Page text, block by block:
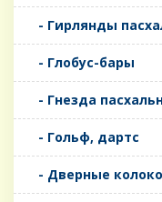
- Гирлянды
- Глобус-бары
- Гнезда
- Гольф, дартс
- Дверные